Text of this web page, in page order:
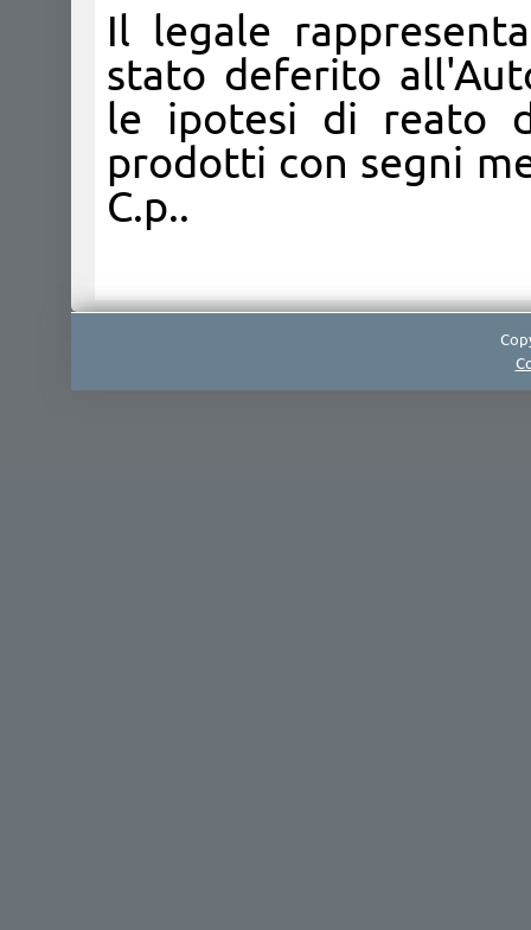
Il legale
stato deferito
le ipotesi di reato
prodotti con segni
C.p.. ​